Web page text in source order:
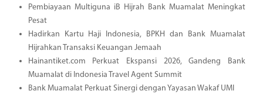
Pembiayaan Multiguna iB Hijrah Bank Muamalat Meningkat
Pesat
Hadirkan Kartu Haji Indonesia, BPKH dan Bank Muamalat
Hijrahkan Transaksi Keuangan Jemaah
Hainantiket.com Perkuat Ekspansi 2026, Gandeng Bank
Muamalat di Indonesia Travel Agent Summit
Bank Muamalat Perkuat Sinergi dengan Yayasan Wakaf UMI